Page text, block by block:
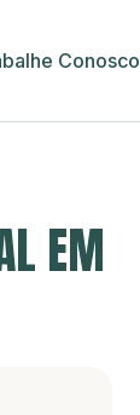
Conosco
EM